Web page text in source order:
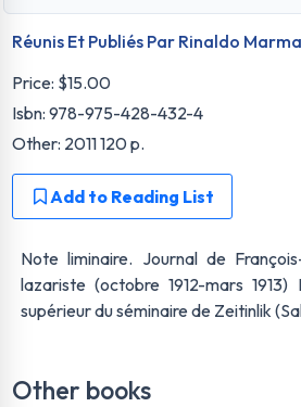
Réunis Et Publiés Par Rinaldo
Price: $15.00
Isbn: 978-975-428-432-4
Other: 2011 120 p.
Add to Reading List
Note liminaire. Journal de
lazariste (octobre 1912-mars
supérieur du séminaire de Zeitinlik
Other books